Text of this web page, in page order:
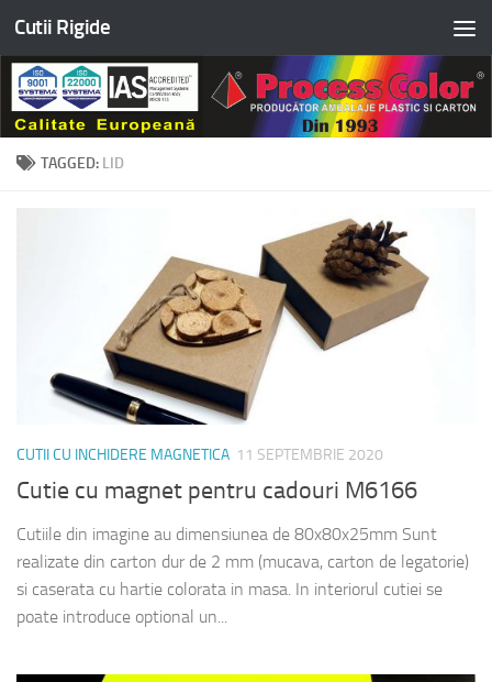
Skip to content
Cutii Rigide
TAGGED: LID
CUTII CU INCHIDERE MAGNETICA 11 SEPTEMBRIE 2020
Cutie cu magnet pentru cadouri M6166
Cutiile din imagine au dimensiunea de 80x80x25mm Sunt
realizate din carton dur de 2 mm (mucava, carton de legatorie)
si caserata cu hartie colorata in masa. In interiorul cutiei se
poate introduce optional un...